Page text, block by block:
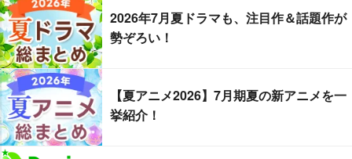
2026年7月夏ドラマも、注目作＆話題作が
勢ぞろい！
【夏アニメ2026】7月期夏の新アニメを一
挙紹介！